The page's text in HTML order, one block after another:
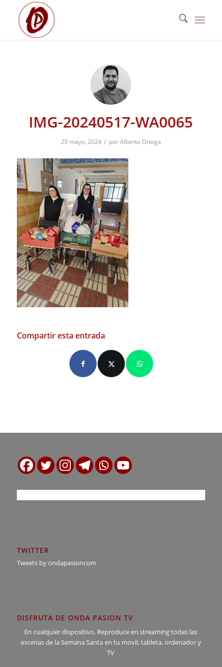
IMG-20240517-WA0065
20 mayo, 2024 / porAlberto Ortega
Compartir esta entrada
TWITTER
Tweets by ondapasioncom
DISFRUTA DE ONDA PASION TV
En cualquier dispositivo. Reproduce en streaming todas las
escenas de la Semana Santa en tu movil, tableta, ordenador y
TV